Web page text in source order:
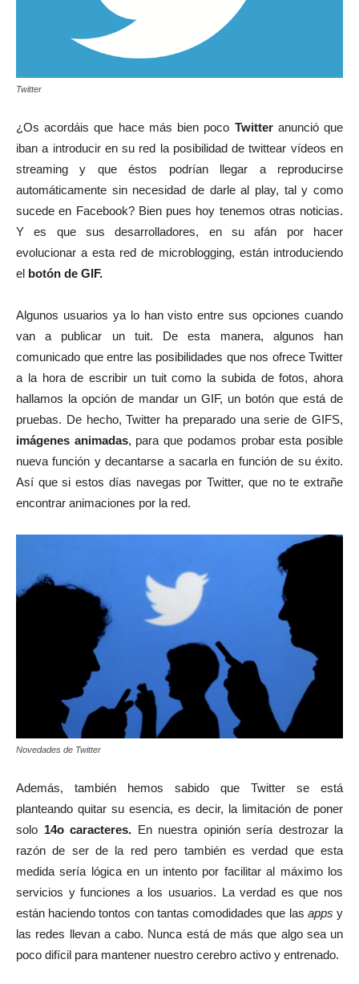
Twitter
¿Os acordáis que hace más bien poco Twitteranunció que
iban a introducir en su red la posibilidad de twittear vídeos en
streaming y que éstos podrían llegar a reproducirse
automáticamente sin necesidad de darle al play, tal y como
sucede en Facebook? Bien pues hoy tenemos otras noticias.
Y es que sus desarrolladores, en su afán por hacer
evolucionar a esta red de microblogging, están introduciendo
el botón de GIF.
Algunos usuarios ya lo han visto entre sus opciones cuando
van a publicar un tuit. De esta manera, algunos han
comunicado que entre las posibilidades que nos ofrece Twitter
a la hora de escribir un tuit como la subida de fotos, ahora
hallamos la opción de mandar un GIF, un botón que está de
pruebas. De hecho, Twitter ha preparado una serie de GIFS,
imágenes animadas, para que podamos probar esta posible
nueva función y decantarse a sacarla en función de su éxito.
Así que si estos días navegas por Twitter, que no te extrañe
encontrar animaciones por la red.
Novedades de Twitter
Además, también hemos sabido que Twitter se está
planteando quitar su esencia, es decir, la limitación de poner
solo 14o caracteres. En nuestra opinión sería destrozar la
razón de ser de la red pero también es verdad que esta
medida sería lógica en un intento por facilitar al máximo los
servicios y funciones a los usuarios. La verdad es que nos
están haciendo tontos con tantas comodidades que las apps y
las redes llevan a cabo. Nunca está de más que algo sea un
poco difícil para mantener nuestro cerebro activo y entrenado.